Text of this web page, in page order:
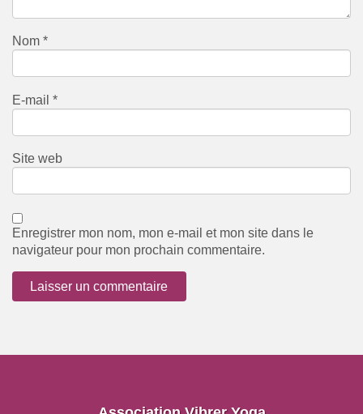
Nom *
E-mail *
Site web
Enregistrer mon nom, mon e-mail et mon site dans le
navigateur pour mon prochain commentaire.